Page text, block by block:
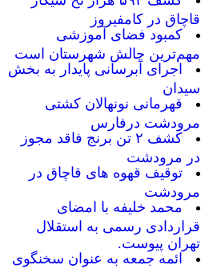
قاچاق در کامفیروز
کمبود فضای آموزشی
مهم‌ترین چالش شهرستان است
اجرای آبرسانی پایدار به بخش
سیدان
قهرمانی نونهالان کشتی
مرودشت درفارس
کشف ۲ تن برنج فاقد مجوز
در مرودشت
توقیف قهوه های قاچاق در
مرودشت
محمد خلیفه با امضای
قراردادی رسمی به استقلال
تهران پیوست.
ائمه جمعه به عنوان سخنگوی